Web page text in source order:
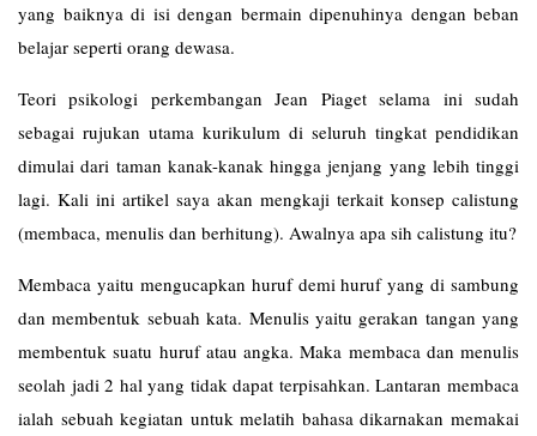
yang baiknya di isi dengan bermain dipenuhinya dengan beban
belajar seperti orang dewasa.
Teori psikologi perkembangan Jean Piaget selama ini sudah
sebagai rujukan utama kurikulum di seluruh tingkat pendidikan
dimulai dari taman kanak-kanak hingga jenjang yang lebih tinggi
lagi. Kali ini artikel saya akan mengkaji terkait konsep calistung
(membaca, menulis dan berhitung). Awalnya apa sih calistung itu?
Membaca yaitu mengucapkan huruf demi huruf yang di sambung
dan membentuk sebuah kata. Menulis yaitu gerakan tangan yang
membentuk suatu huruf atau angka. Maka membaca dan menulis
seolah jadi 2 hal yang tidak dapat terpisahkan. Lantaran membaca
ialah sebuah kegiatan untuk melatih bahasa dikarnakan memakai